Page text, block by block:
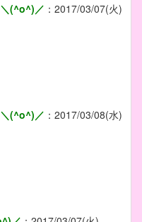
(^o^)／ ： 2017/03/07(火)
(^o^)／ ： 2017/03/08(水)